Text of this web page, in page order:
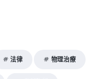
法律 物理治療